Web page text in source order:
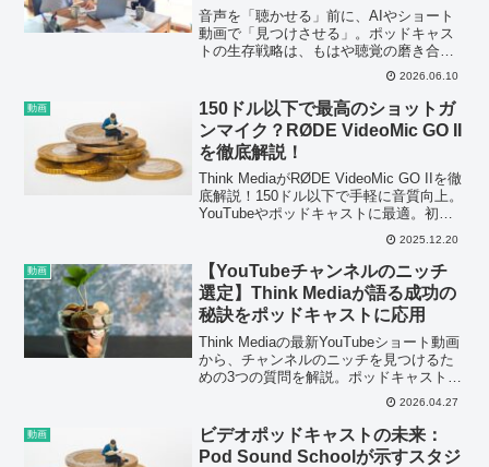
音声を「聴かせる」前に、AIやショート
動画で「見つけさせる」。ポッドキャス
トの生存戦略は、もはや聴覚の磨き合い
ではなく、アルゴリズムと視覚のハック
2026.06.10
動画
150ドル以下で最高のショットガ
ンマイク？RØDE VideoMic GO II
を徹底解説！
Think MediaがRØDE VideoMic GO IIを徹
底解説！150ドル以下で手軽に音質向上。
YouTubeやポッドキャストに最適。初心
2025.12.20
動画
【YouTubeチャンネルのニッチ
選定】Think Mediaが語る成功の
秘訣をポッドキャストに応用
Think Mediaの最新YouTubeショート動画
から、チャンネルのニッチを見つけるた
めの3つの質問を解説。ポッドキャストク
リエイターにも役立つ、情熱・知識・収
益のバランスの重要性を深掘りします。
2026.04.27
動画
ビデオポッドキャストの未来：
Pod Sound Schoolが示すスタジ